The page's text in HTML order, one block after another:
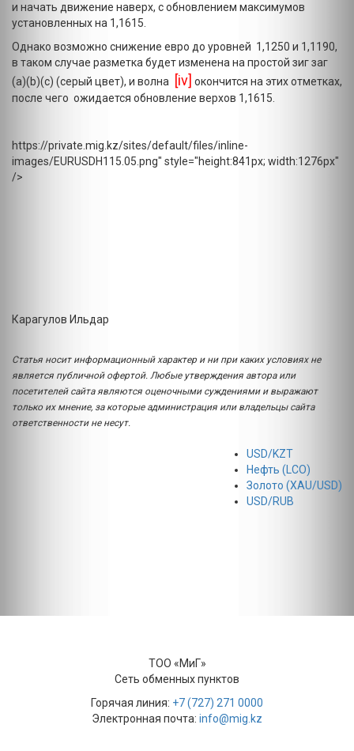
и начать движение наверх, с обновлением максимумов
установленных на 1,1615.
Однако возможно снижение евро до уровней 1,1250 и 1,1190,
в таком случае разметка будет изменена на простой зиг заг
(a)(b)(c) (серый цвет), и волна
[iv] окончится на этих отметках,
после чего ожидается обновление верхов 1,1615.
https://private.mig.kz/sites/default/files/inline-
images/EURUSDH115.05.png" style="height:841px; width:1276px"
/>
Карагулов Ильдар
Статья носит информационный характер и ни при каких условиях не
является публичной офертой. Любые утверждения автора или
посетителей сайта являются оценочными суждениями и выражают
только их мнение, за которые администрация или владельцы сайта
ответственности не несут.
USD/KZT
Нефть (LCO)
Золото (XAU/USD)
USD/RUB
ТОО «МиГ»
Сеть обменных пунктов
Горячая линия: +7 (727) 271 0000
Электронная почта: info@mig.kz